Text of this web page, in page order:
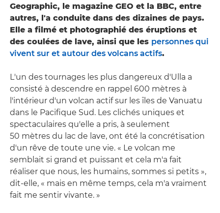
Geographic, le magazine GEO et la BBC, entre
autres, l'a conduite dans des dizaines de pays.
Elle a filmé et photographié des éruptions et
des coulées de lave, ainsi que les personnes qui
vivent sur et autour des volcans actifs.
L'un des tournages les plus dangereux d'Ulla a
consisté à descendre en rappel 600 mètres à
l'intérieur d'un volcan actif sur les îles de Vanuatu
dans le Pacifique Sud. Les clichés uniques et
spectaculaires qu'elle a pris, à seulement
50 mètres du lac de lave, ont été la concrétisation
d'un rêve de toute une vie. « Le volcan me
semblait si grand et puissant et cela m'a fait
réaliser que nous, les humains, sommes si petits »,
dit-elle, « mais en même temps, cela m'a vraiment
fait me sentir vivante. »